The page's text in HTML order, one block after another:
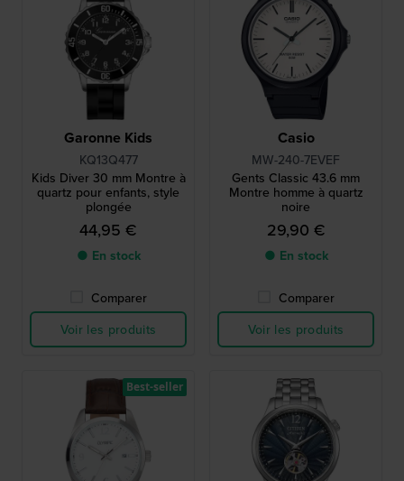
Garonne Kids
KQ13Q477
Kids Diver 30 mm Montre à
quartz pour enfants, style
plongée
44,95 €
● En stock
Comparer
Voir les produits
Casio
MW-240-7EVEF
Gents Classic 43.6 mm
Montre homme à quartz
noire
29,90 €
● En stock
Comparer
Voir les produits
Best-seller